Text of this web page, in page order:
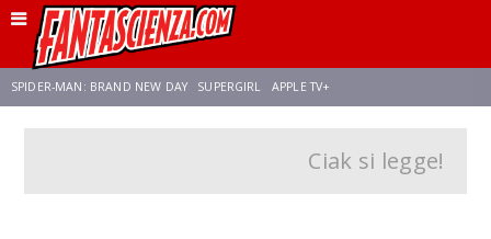
SPIDER-MAN: BRAND NEW DAY SUPERGIRL APPLE TV+
AVENGERS: DOOMSDAY
Ciak si legge!